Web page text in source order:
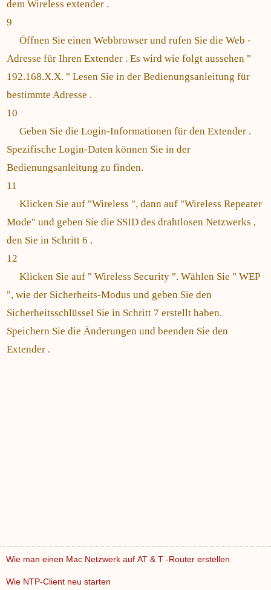
dem Wireless extender .
9
Öffnen Sie einen Webbrowser und rufen Sie die Web -
Adresse für Ihren Extender . Es wird wie folgt aussehen "
192.168.X.X. " Lesen Sie in der Bedienungsanleitung für
bestimmte Adresse .
10
Geben Sie die Login-Informationen für den Extender .
Spezifische Login-Daten können Sie in der
Bedienungsanleitung zu finden.
11
Klicken Sie auf "Wireless ", dann auf "Wireless Repeater
Mode" und geben Sie die SSID des drahtlosen Netzwerks ,
den Sie in Schritt 6 .
12
Klicken Sie auf " Wireless Security ". Wählen Sie " WEP
", wie der Sicherheits-Modus und geben Sie den
Sicherheitsschlüssel Sie in Schritt 7 erstellt haben.
Speichern Sie die Änderungen und beenden Sie den
Extender .
Wie man einen Mac Netzwerk auf AT & T -Router erstellen
Wie NTP-Client neu starten